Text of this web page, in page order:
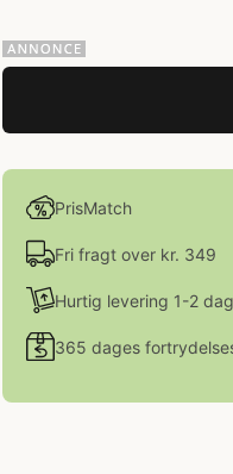
PrisMatch
Fri fragt over kr. 349
Hurtig levering 1-2
365 dages